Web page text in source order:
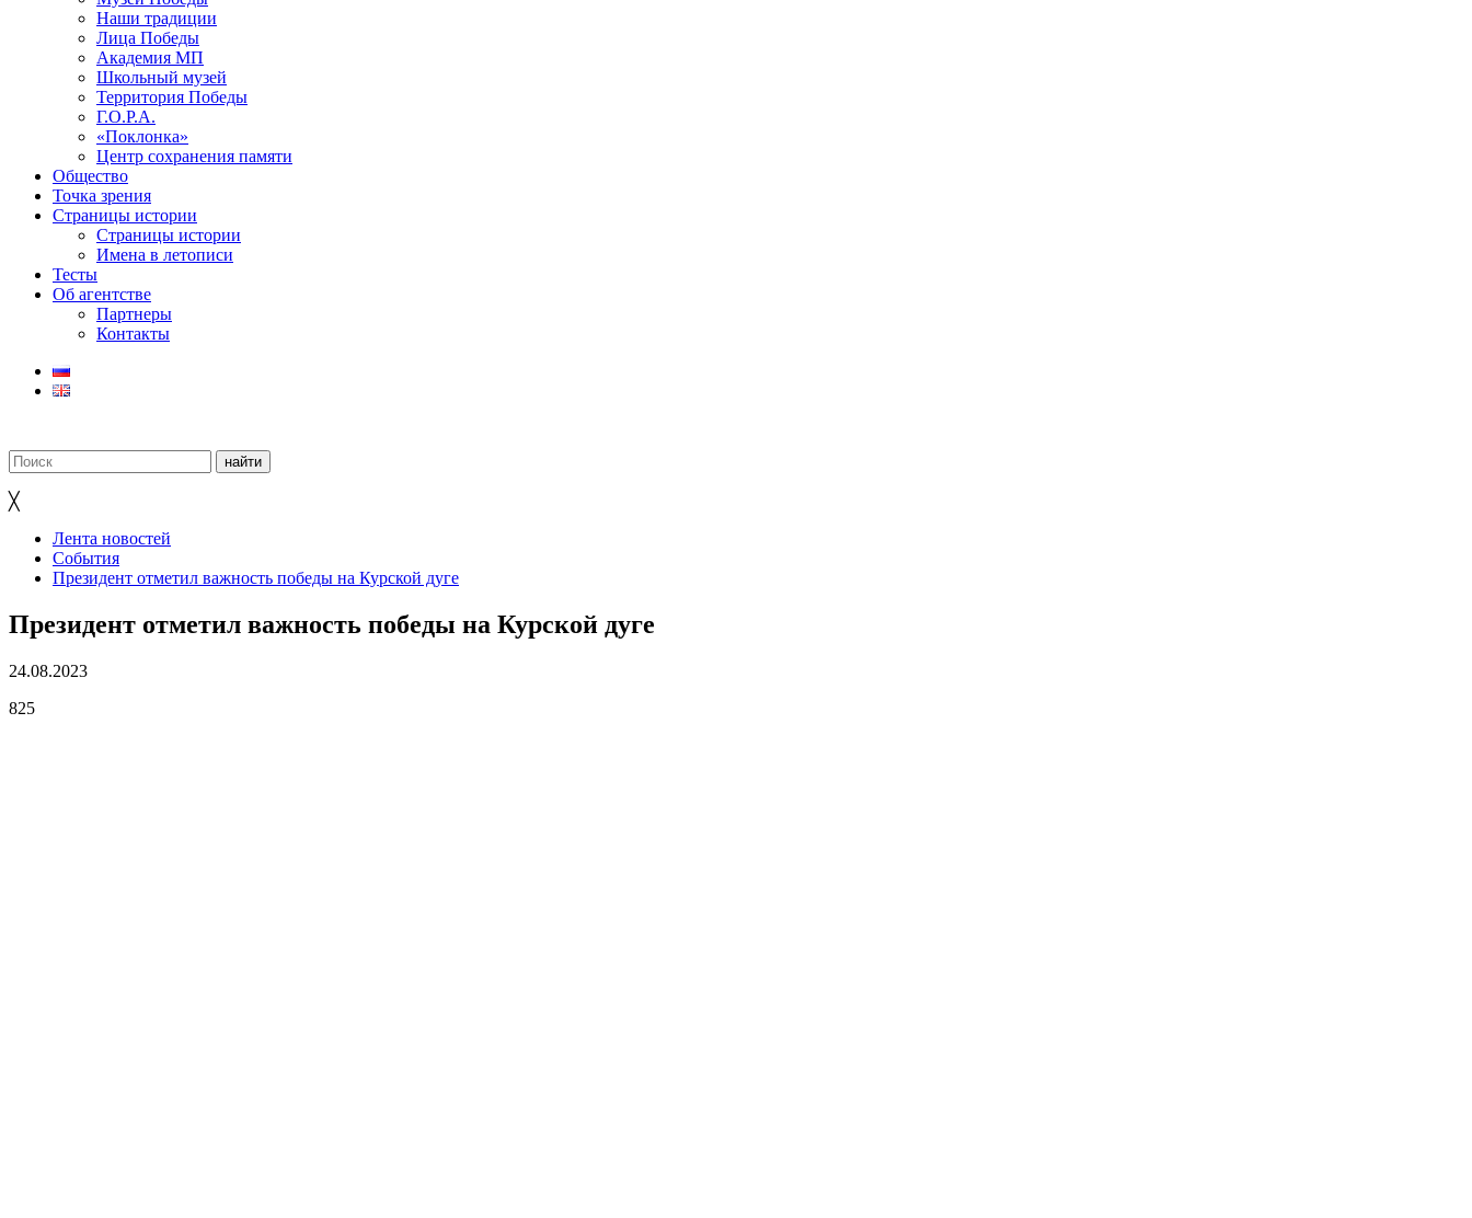
Наши традиции
Лица Победы
Академия МП
Школьный музей
Территория Победы
Г.О.Р.А.
«Поклонка»
Центр сохранения памяти
Общество
Точка зрения
Страницы истории
Страницы истории
Имена в летописи
Тесты
Об агентстве
Партнеры
Контакты
╳
Лента новостей
События
Президент отметил важность победы на Курской дуге
Президент отметил важность победы на Курской дуге
24.08.2023
825